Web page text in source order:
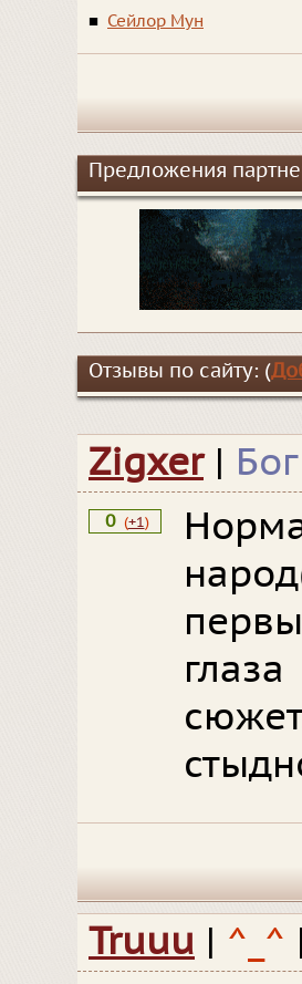
■ Сейлор Мун
Предложения
Отзывы по сайту: (
Zigxer |
0 (+1)
Truuu | ^_^ |